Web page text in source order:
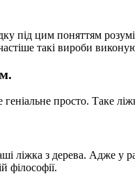
під цим поняттям
такі вироби
просто. Таке
ліжка з дерева. Адже у
філософії.